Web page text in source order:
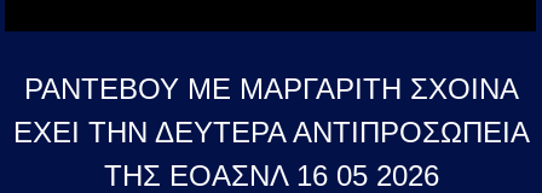
ΡΑΝΤΕΒΟΥ ΜΕ ΜΑΡΓΑΡΙΤΗ ΣΧΟΙΝΑ
ΕΧΕΙ ΤΗΝ ΔΕΥΤΕΡΑ ΑΝΤΙΠΡΟΣΩΠΕΙΑ
ΤΗΣ ΕΟΑΣΝΛ 16 05 2026